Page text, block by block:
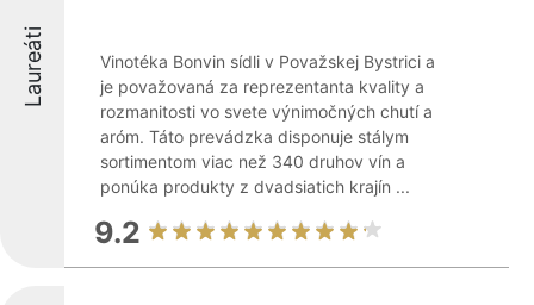
Laureáti
Vinotéka Bonvin sídli v Považskej Bystrici a
je považovaná za reprezentanta kvality a
rozmanitosti vo svete výnimočných chutí a
aróm. Táto prevádzka disponuje stálym
sortimentom viac než 340 druhov vín a
ponúka produkty z dvadsiatich krajín ...
9.2